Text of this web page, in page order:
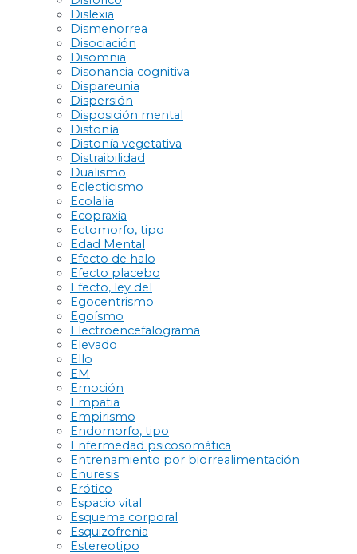
Dislexia
Dismenorrea
Disociación
Disomnia
Disonancia cognitiva
Dispareunia
Dispersión
Disposición mental
Distonía
Distonía vegetativa
Distraibilidad
Dualismo
Eclecticismo
Ecolalia
Ecopraxia
Ectomorfo, tipo
Edad Mental
Efecto de halo
Efecto placebo
Efecto, ley del
Egocentrismo
Egoísmo
Electroencefalograma
Elevado
Ello
EM
Emoción
Empatia
Empirismo
Endomorfo, tipo
Enfermedad psicosomática
Entrenamiento por biorrealimentación
Enuresis
Erótico
Espacio vital
Esquema corporal
Esquizofrenia
Estereotipo